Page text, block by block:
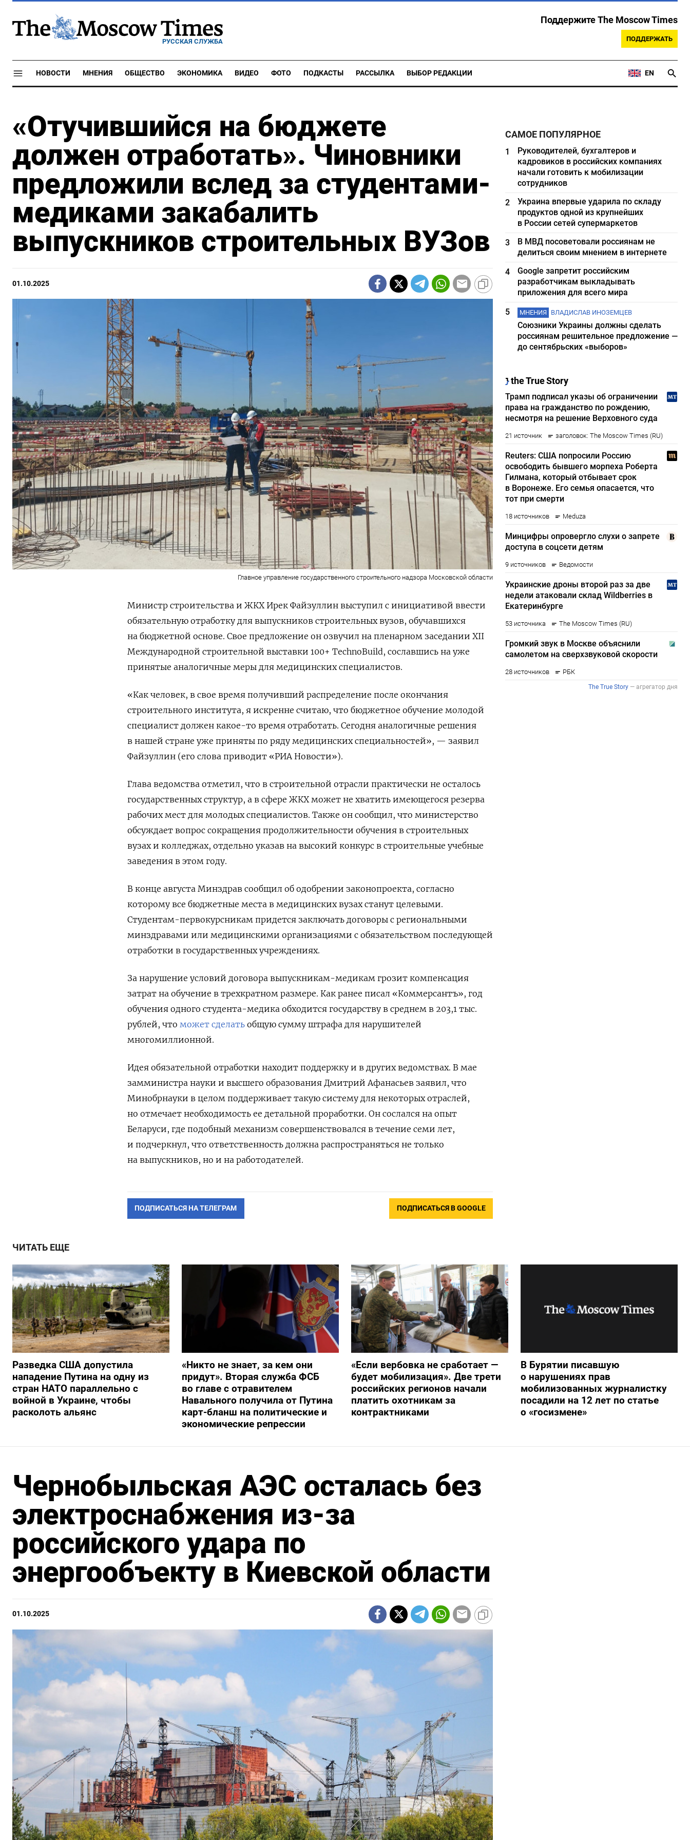
РУССКАЯ СЛУЖБА
Поддержите The Moscow Times
ПОДДЕРЖАТЬ
НОВОСТИ МНЕНИЯ ОБЩЕСТВО ЭКОНОМИКА ВИДЕО ФОТО ПОДКАСТЫ РАССЫЛКА ВЫБОР РЕДАКЦИИ EN
«Отучившийся на бюджете
должен отработать». Чиновники
предложили вслед за студентами-
медиками закабалить
выпускников строительных ВУЗов
01.10.2025
Главное управление государственного строительного надзора Московской области
Министр строительства и ЖКХ Ирек Файзуллин выступил с инициативой ввести
обязательную отработку для выпускников строительных вузов, обучавшихся
на бюджетной основе. Свое предложение он озвучил на пленарном заседании XII
Международной строительной выставки 100+ TechnoBuild, сославшись на уже
принятые аналогичные меры для медицинских специалистов.
«Как человек, в свое время получивший распределение после окончания
строительного института, я искренне считаю, что бюджетное обучение молодой
специалист должен какое-то время отработать. Сегодня аналогичные решения
в нашей стране уже приняты по ряду медицинских специальностей», — заявил
Файзуллин (его слова приводит «РИА Новости»).
Глава ведомства отметил, что в строительной отрасли практически не осталось
государственных структур, а в сфере ЖКХ может не хватить имеющегося резерва
рабочих мест для молодых специалистов. Также он сообщил, что министерство
обсуждает вопрос сокращения продолжительности обучения в строительных
вузах и колледжах, отдельно указав на высокий конкурс в строительные учебные
заведения в этом году.
В конце августа Минздрав сообщил об одобрении законопроекта, согласно
которому все бюджетные места в медицинских вузах станут целевыми.
Студентам-первокурсникам придется заключать договоры с региональными
минздравами или медицинскими организациями с обязательством последующей
отработки в государственных учреждениях.
За нарушение условий договора выпускникам-медикам грозит компенсация
затрат на обучение в трехкратном размере. Как ранее писал «Коммерсантъ», год
обучения одного студента-медика обходится государству в среднем в 203,1 тыс.
рублей, что может сделать общую сумму штрафа для нарушителей
многомиллионной.
Идея обязательной отработки находит поддержку и в других ведомствах. В мае
замминистра науки и высшего образования Дмитрий Афанасьев заявил, что
Минобрнауки в целом поддерживает такую систему для некоторых отраслей,
но отмечает необходимость ее детальной проработки. Он сослался на опыт
Беларуси, где подобный механизм совершенствовался в течение семи лет,
и подчеркнул, что ответственность должна распространяться не только
на выпускников, но и на работодателей.
ПОДПИСАТЬСЯ НА ТЕЛЕГРАМ ПОДПИСАТЬСЯ В GOOGLE
САМОЕ ПОПУЛЯРНОЕ
1
Руководителей, бухгалтеров и
кадровиков в российских компаниях
начали готовить к мобилизации
сотрудников
2
Украина впервые ударила по складу
продуктов одной из крупнейших
в России сетей супермаркетов
3
В МВД посоветовали россиянам не
делиться своим мнением в интернете
4
Google запретит российским
разработчикам выкладывать
приложения для всего мира
5
МНЕНИЯ ВЛАДИСЛАВ ИНОЗЕМЦЕВ
Союзники Украины должны сделать
россиянам решительное предложение —
до сентябрьских «выборов»
ЧИТАТЬ ЕЩЕ
Разведка США допустила
нападение Путина на одну из
стран НАТО параллельно с
войной в Украине, чтобы
расколоть альянс
«Никто не знает, за кем они
придут». Вторая служба ФСБ
во главе с отравителем
Навального получила от Путина
карт-бланш на политические и
экономические репрессии
«Если вербовка не сработает —
будет мобилизация». Две трети
российских регионов начали
платить охотникам за
контрактниками
В Бурятии писавшую
о нарушениях прав
мобилизованных журналистку
посадили на 12 лет по статье
о «госизмене»
Чернобыльская АЭС осталась без
электроснабжения из-за
российского удара по
энергообъекту в Киевской области
01.10.2025